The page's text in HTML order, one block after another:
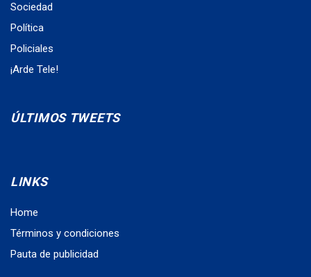
Sociedad
Política
Policiales
¡Arde Tele!
ÚLTIMOS TWEETS
LINKS
Home
Términos y condiciones
Pauta de publicidad